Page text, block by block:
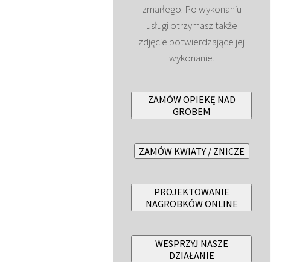
zmarłego. Po wykonaniu
usługi otrzymasz także
zdjęcie potwierdzające jej
wykonanie.
ZAMÓW OPIEKĘ NAD
GROBEM
ZAMÓW KWIATY / ZNICZE
PROJEKTOWANIE
NAGROBKÓW ONLINE
WESPRZYJ NASZE
DZIAŁANIE